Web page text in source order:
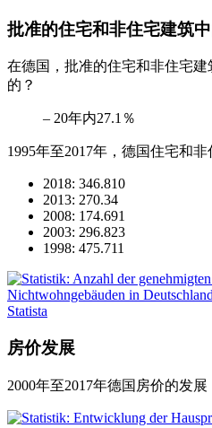
批准的住宅和非住宅建筑
在德国，批准的住宅和非住宅
的？
– 20年内27.1％
1995年至2017年，德国住宅和
2018: 346.810
2013: 270.34
2008: 174.691
2003: 296.823
1998: 475.711
房价发展
2000年至2017年德国房价的发展